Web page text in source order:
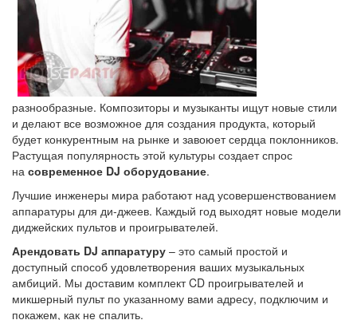
разнообразные. Композиторы и музыканты ищут новые стили
и делают все возможное для создания продукта, который
будет конкурентным на рынке и завоюет сердца поклонников.
Растущая популярность этой культуры создает спрос
на современное DJ оборудование.
Лучшие инженеры мира работают над усовершенствованием
аппаратуры для ди-джеев. Каждый год выходят новые модели
диджейских пультов и проигрывателей.
Арендовать DJ аппаратуру – это самый простой и
доступный способ удовлетворения ваших музыкальных
амбиций. Мы доставим комплект CD проигрывателей и
микшерный пульт по указанному вами адресу, подключим и
покажем, как не спалить.